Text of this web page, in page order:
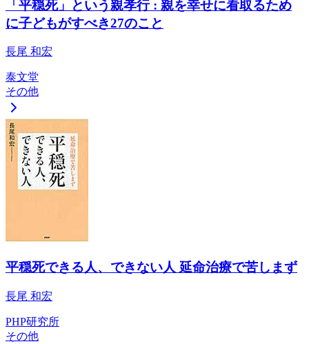
「平穏死」という親孝行 : 親を幸せに看取るため
に子どもがすべき27のこと
長尾 和宏
泰文堂
その他
平穏死できる人、できない人 延命治療で苦しまず
長尾 和宏
PHP研究所
その他